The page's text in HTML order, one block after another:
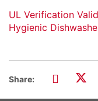
UL Verification
Hygienic
Share: